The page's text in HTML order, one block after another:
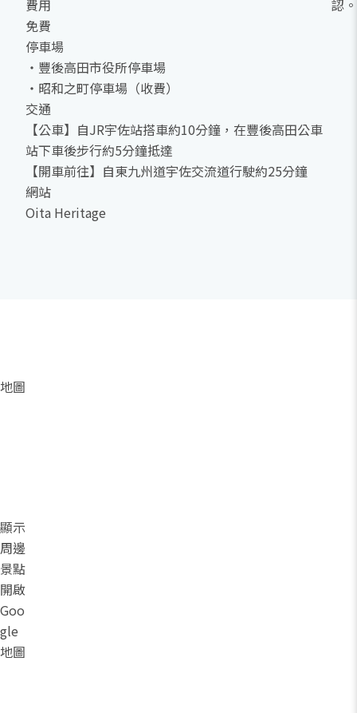
費用
免費
停車場
・豐後高田市役所停車場
・昭和之町停車場（收費）
交通
【公車】自JR宇佐站搭車約10分鐘，在豐後高田公車
站下車後步行約5分鐘抵達
【開車前往】自東九州道宇佐交流道行駛約25分鐘
網站
Oita Heritage
認。
地圖
顯示
周邊
景點
開啟
Goo
gle
地圖